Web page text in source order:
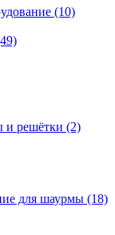
(10)
и решётки (2)
для шаурмы (18)